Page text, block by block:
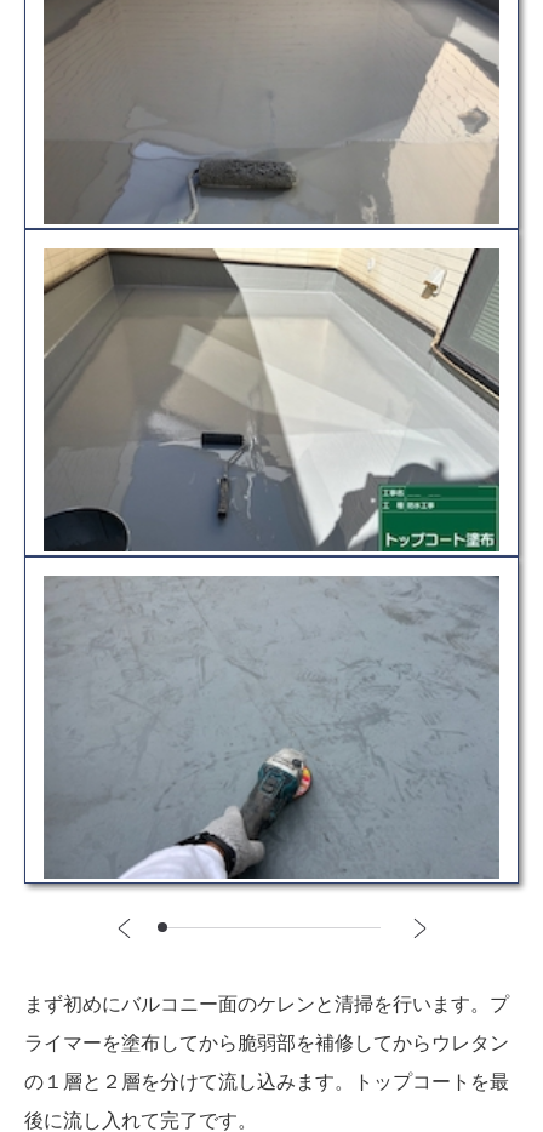
まず初めにバルコニー面のケレンと清掃を行います。プ
ライマーを塗布してから脆弱部を補修してからウレタン
の１層と２層を分けて流し込みます。トップコートを最
後に流し入れて完了です。